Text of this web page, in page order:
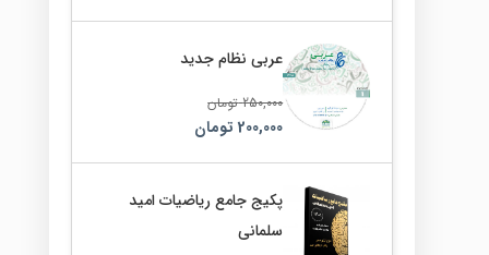
عربی نظام جدید
250,000 تومان
200,000 تومان
پکیج جامع ریاضیات امید
سلمانی